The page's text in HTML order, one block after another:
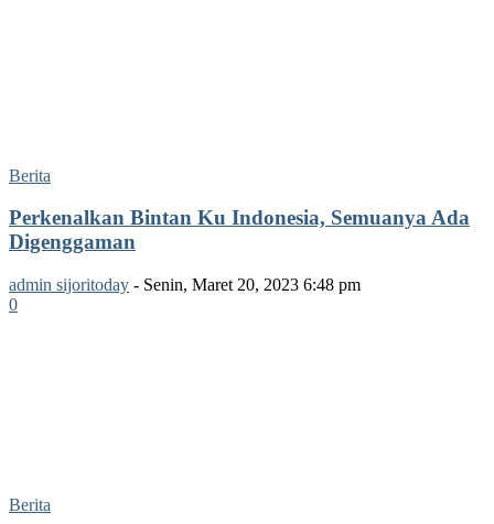
Berita
Perkenalkan Bintan Ku Indonesia, Semuanya Ada
Digenggaman
admin sijoritoday - Senin, Maret 20, 2023 6:48 pm
0
Berita